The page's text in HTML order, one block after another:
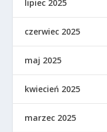
lipiec 2025
czerwiec 2025
maj 2025
kwiecień 2025
marzec 2025